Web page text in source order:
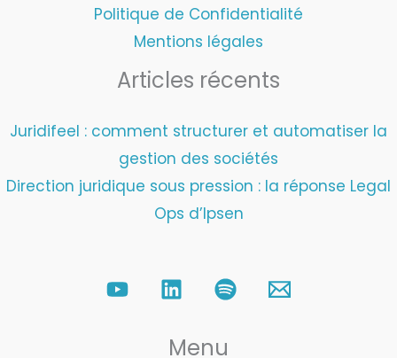
Politique de Confidentialité
Mentions légales
Articles récents
Juridifeel : comment structurer et automatiser la
gestion des sociétés
Direction juridique sous pression : la réponse Legal
Ops d’Ipsen
Menu